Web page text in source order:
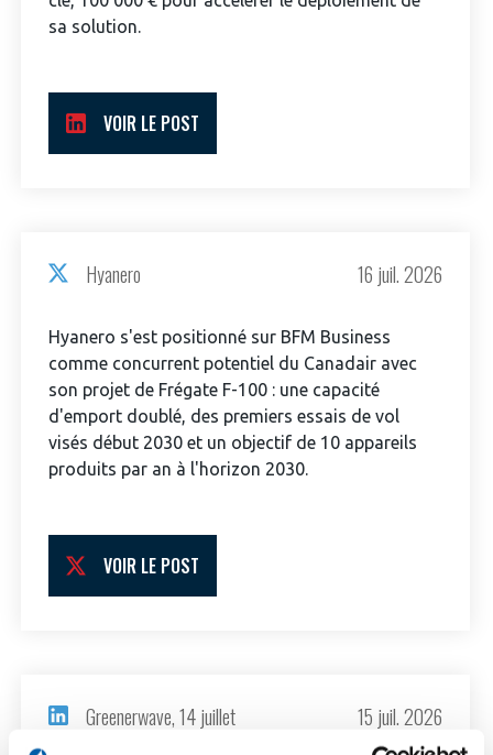
sa solution.
VOIR LE POST
Hyanero 16 juil. 2026
Hyanero s'est positionné sur BFM Business
comme concurrent potentiel du Canadair avec
son projet de Frégate F-100 : une capacité
d'emport doublé, des premiers essais de vol
visés début 2030 et un objectif de 10 appareils
produits par an à l'horizon 2030.
VOIR LE POST
Greenerwave, 14 juillet 15 juil. 2026